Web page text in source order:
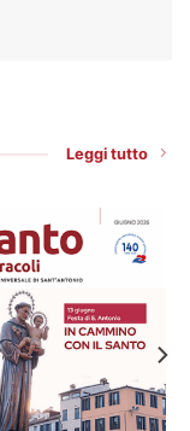
Leggi tutto